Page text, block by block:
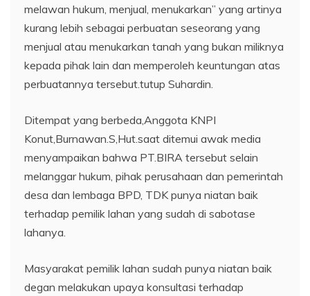
melawan hukum, menjual, menukarkan” yang artinya
kurang lebih sebagai perbuatan seseorang yang
menjual atau menukarkan tanah yang bukan miliknya
kepada pihak lain dan memperoleh keuntungan atas
perbuatannya tersebut.tutup Suhardin.
Ditempat yang berbeda,Anggota KNPI
Konut,Burnawan.S,Hut.saat ditemui awak media
menyampaikan bahwa PT.BIRA tersebut selain
melanggar hukum, pihak perusahaan dan pemerintah
desa dan lembaga BPD, TDK punya niatan baik
terhadap pemilik lahan yang sudah di sabotase
lahanya.
Masyarakat pemilik lahan sudah punya niatan baik
degan melakukan upaya konsultasi terhadap